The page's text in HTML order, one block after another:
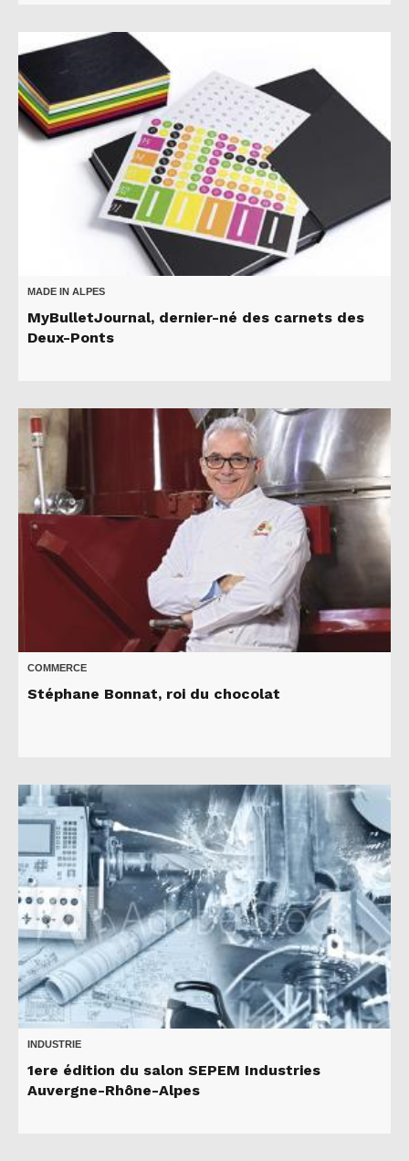
MADE IN ALPES
MyBulletJournal, dernier-né des carnets des
Deux-Ponts
COMMERCE
Stéphane Bonnat, roi du chocolat
INDUSTRIE
1ere édition du salon SEPEM Industries
Auvergne-Rhône-Alpes